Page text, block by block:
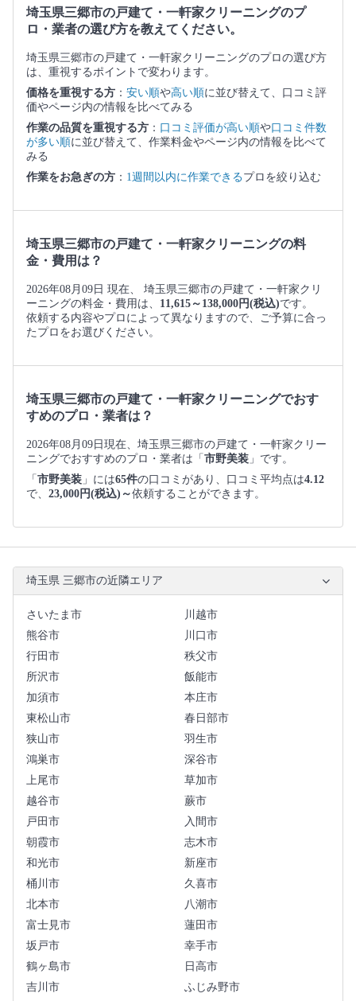
埼玉県三郷市の戸建て・一軒家クリーニングのプ
ロ・業者の選び方を教えてください。
埼玉県三郷市の戸建て・一軒家クリーニングのプロの選び方
は、重視するポイントで変わります。
価格を重視する方 ： 安い順や高い順に並び替えて、口コミ評
価やページ内の情報を比べてみる
作業の品質を重視する方 ： 口コミ評価が高い順や口コミ件数
が多い順に並び替えて、作業料金やページ内の情報を比べて
みる
作業をお急ぎの方 ： 1週間以内に作業できるプロを絞り込む
埼玉県三郷市の戸建て・一軒家クリーニングの料
金・費用は？
2026年08月09日 現在、 埼玉県三郷市の戸建て・一軒家クリ
ーニングの料金・費用は、 11,615～138,000円(税込)です。
依頼する内容やプロによって異なりますので、ご予算に合っ
たプロをお選びください。
埼玉県三郷市の戸建て・一軒家クリーニングでおす
すめのプロ・業者は？
2026年08月09日現在、埼玉県三郷市の戸建て・一軒家クリー
ニングでおすすめのプロ・業者は「 市野美装 」です。
「 市野美装 」には65件の口コミがあり、口コミ平均点は4.12
で、 23,000円(税込)～依頼することができます。
埼玉県 三郷市の近隣エリア
さいたま市
川越市
熊谷市
川口市
行田市
秩父市
所沢市
飯能市
加須市
本庄市
東松山市
春日部市
狭山市
羽生市
鴻巣市
深谷市
上尾市
草加市
越谷市
蕨市
戸田市
入間市
朝霞市
志木市
和光市
新座市
桶川市
久喜市
北本市
八潮市
富士見市
蓮田市
坂戸市
幸手市
鶴ヶ島市
日高市
吉川市
ふじみ野市